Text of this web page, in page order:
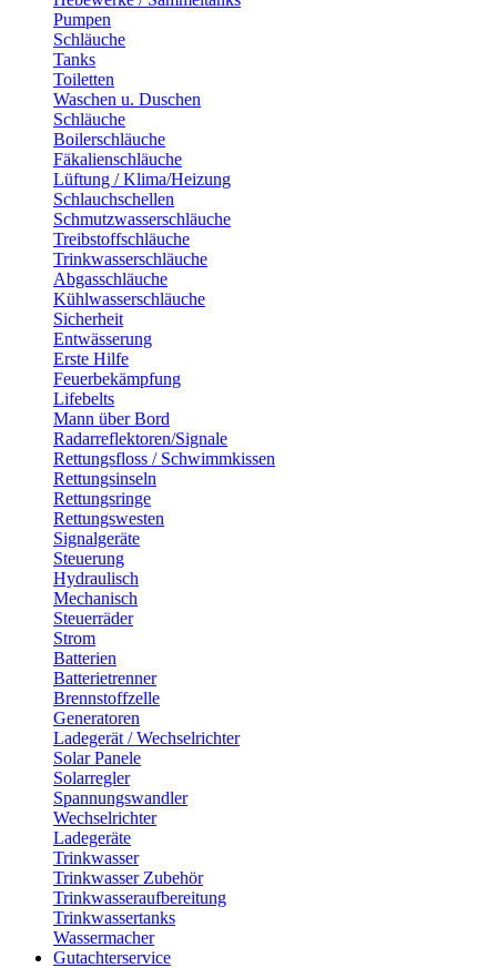
Pumpen
Schläuche
Tanks
Toiletten
Waschen u. Duschen
Schläuche
Boilerschläuche
Fäkalienschläuche
Lüftung / Klima/Heizung
Schlauchschellen
Schmutzwasserschläuche
Treibstoffschläuche
Trinkwasserschläuche
Abgasschläuche
Kühlwasserschläuche
Sicherheit
Entwässerung
Erste Hilfe
Feuerbekämpfung
Lifebelts
Mann über Bord
Radarreflektoren/Signale
Rettungsfloss / Schwimmkissen
Rettungsinseln
Rettungsringe
Rettungswesten
Signalgeräte
Steuerung
Hydraulisch
Mechanisch
Steuerräder
Strom
Batterien
Batterietrenner
Brennstoffzelle
Generatoren
Ladegerät / Wechselrichter
Solar Panele
Solarregler
Spannungswandler
Wechselrichter
Ladegeräte
Trinkwasser
Trinkwasser Zubehör
Trinkwasseraufbereitung
Trinkwassertanks
Wassermacher
Gutachterservice